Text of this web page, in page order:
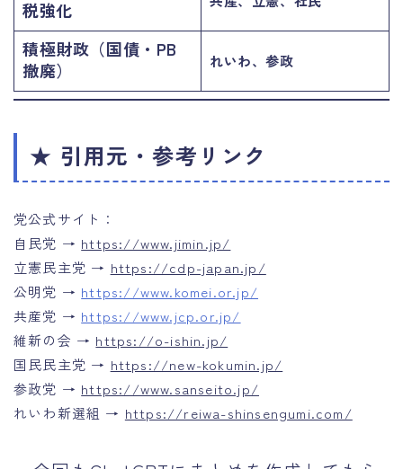
税強化
積極財政（国債・PB
撤廃）
れいわ、参政
★ 引用元・参考リンク
党公式サイト：
自民党 → https://www.jimin.jp/
立憲民主党 → https://cdp-japan.jp/
公明党 → https://www.komei.or.jp/
共産党 → https://www.jcp.or.jp/
維新の会 → https://o-ishin.jp/
国民民主党 → https://new-kokumin.jp/
参政党 → https://www.sanseito.jp/
れいわ新選組 → https://reiwa-shinsengumi.com/